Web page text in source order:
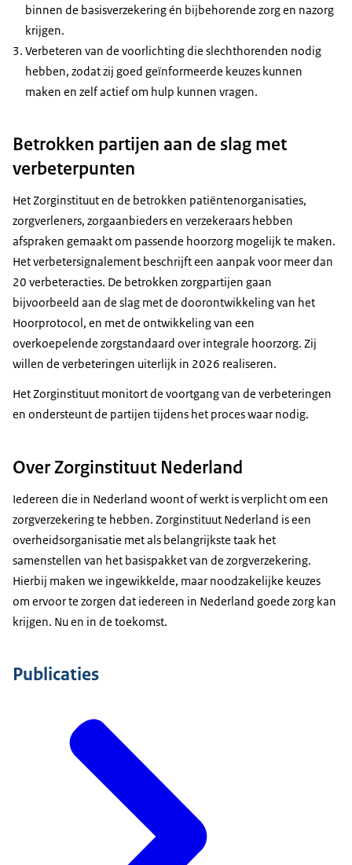
binnen de basisverzekering én bijbehorende zorg en nazorg
krijgen.
Verbeteren van de voorlichting die slechthorenden nodig
hebben, zodat zij goed geïnformeerde keuzes kunnen
maken en zelf actief om hulp kunnen vragen.
Betrokken partijen aan de slag met
verbeterpunten
Het Zorginstituut en de betrokken patiëntenorganisaties,
zorgverleners, zorgaanbieders en verzekeraars hebben
afspraken gemaakt om passende hoorzorg mogelijk te maken.
Het verbetersignalement beschrijft een aanpak voor meer dan
20 verbeteracties. De betrokken zorgpartijen gaan
bijvoorbeeld aan de slag met de doorontwikkeling van het
Hoorprotocol, en met de ontwikkeling van een
overkoepelende zorgstandaard over integrale hoorzorg. Zij
willen de verbeteringen uiterlijk in 2026 realiseren.
Het Zorginstituut monitort de voortgang van de verbeteringen
en ondersteunt de partijen tijdens het proces waar nodig.
Over Zorginstituut Nederland
Iedereen die in Nederland woont of werkt is verplicht om een
zorgverzekering te hebben. Zorginstituut Nederland is een
overheidsorganisatie met als belangrijkste taak het
samenstellen van het basispakket van de zorgverzekering.
Hierbij maken we ingewikkelde, maar noodzakelijke keuzes
om ervoor te zorgen dat iedereen in Nederland goede zorg kan
krijgen. Nu en in de toekomst.
Publicaties